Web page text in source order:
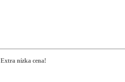
nízka cena!